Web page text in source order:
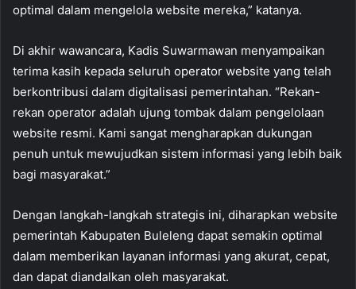
optimal dalam mengelola website mereka,” katanya.
Di akhir wawancara, Kadis Suwarmawan menyampaikan
terima kasih kepada seluruh operator website yang telah
berkontribusi dalam digitalisasi pemerintahan. “Rekan-
rekan operator adalah ujung tombak dalam pengelolaan
website resmi. Kami sangat mengharapkan dukungan
penuh untuk mewujudkan sistem informasi yang lebih baik
bagi masyarakat.”
Dengan langkah-langkah strategis ini, diharapkan website
pemerintah Kabupaten Buleleng dapat semakin optimal
dalam memberikan layanan informasi yang akurat, cepat,
dan dapat diandalkan oleh masyarakat.